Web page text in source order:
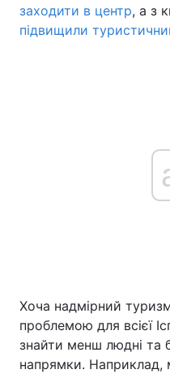
заходити в центр, а з
підвищили
Хоча надмірний туризм
проблемою для всієї
знайти менш людні та
напрямки. Наприклад,